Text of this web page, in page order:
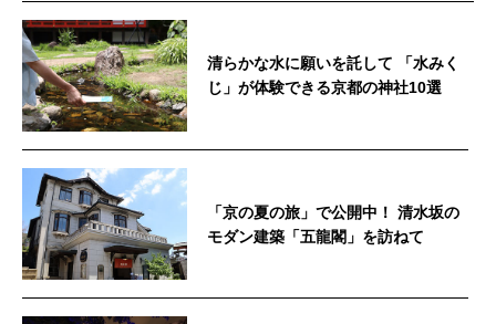
清らかな水に願いを託して 「水みく
じ」が体験できる京都の神社10選
「京の夏の旅」で公開中！ 清水坂の
モダン建築「五龍閣」を訪ねて